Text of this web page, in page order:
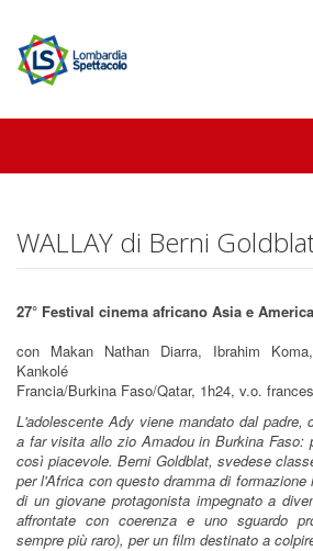
WALLAY di Berni
27° Festival cinema africano Asia e
con Makan Nathan Diarra, Ibrahim
Kankolé
Francia/Burkina Faso/Qatar, 1h24, v.o.
L'adolescente Ady viene mandato dal
a far visita allo zio Amadou in Burkina Faso:
così piacevole. Berni Goldblat, svedese
per l'Africa con questo dramma di
di un giovane protagonista impegnato a
affrontate con coerenza e uno sguardo
sempre più raro), per un film destinato a